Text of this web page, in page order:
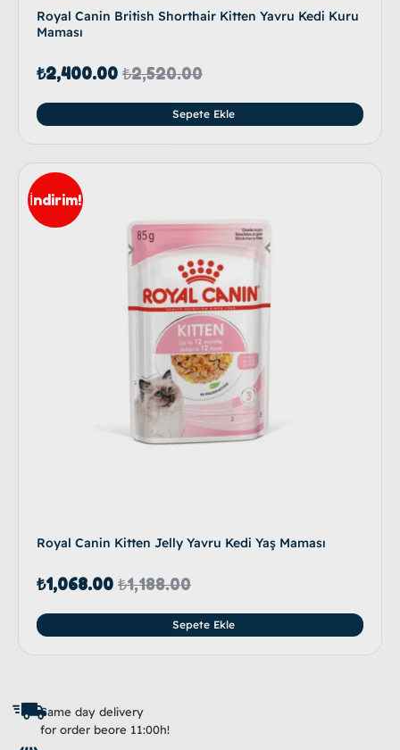
Royal Canin British Shorthair Kitten Yavru Kedi Kuru
Maması
₺2,520.00
₺2,400.00
Sepete Ekle
İndirim!
Royal Canin Kitten Jelly Yavru Kedi Yaş Maması
₺1,188.00
₺1,068.00
Sepete Ekle
Same day delivery
for order beore 11:00h!